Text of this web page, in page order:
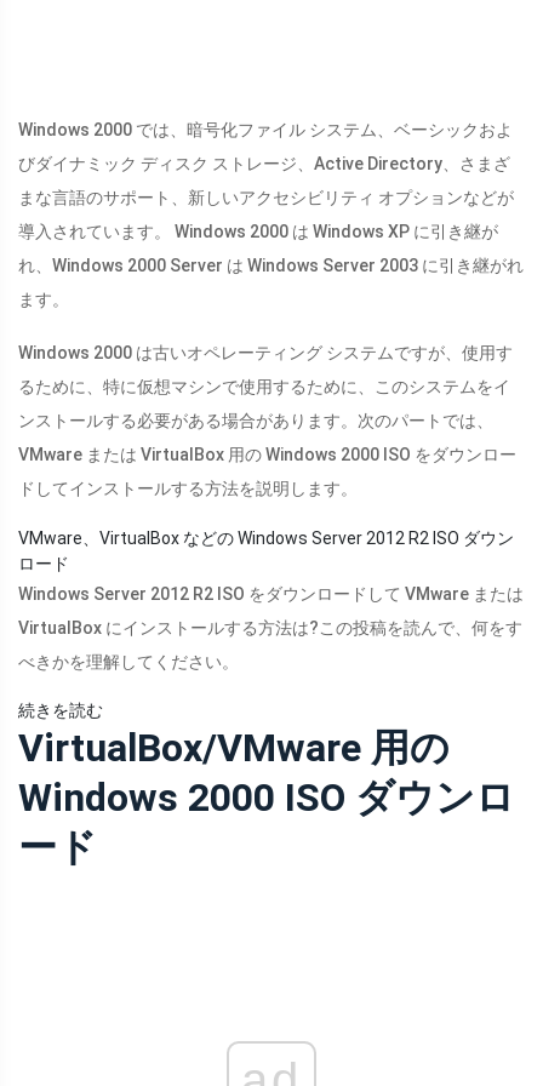
Windows 2000 では、暗号化ファイル システム、ベーシックおよ
びダイナミック ディスク ストレージ、Active Directory、さまざ
まな言語のサポート、新しいアクセシビリティ オプションなどが
導入されています。 Windows 2000 は Windows XP に引き継が
れ、Windows 2000 Server は Windows Server 2003 に引き継がれ
ます。
Windows 2000 は古いオペレーティング システムですが、使用す
るために、特に仮想マシンで使用するために、このシステムをイ
ンストールする必要がある場合があります。次のパートでは、
VMware または VirtualBox 用の Windows 2000 ISO をダウンロー
ドしてインストールする方法を説明します。
VMware、VirtualBox などの Windows Server 2012 R2 ISO ダウン
ロード
Windows Server 2012 R2 ISO をダウンロードして VMware または
VirtualBox にインストールする方法は?この投稿を読んで、何をす
べきかを理解してください。
続きを読む
VirtualBox/VMware 用の
Windows 2000 ISO ダウンロ
ード